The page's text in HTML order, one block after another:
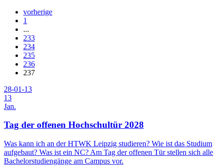
vorherige
1
...
233
234
235
236
237
28-01-13
13
Jan.
Tag der offenen Hochschultür 2028
Was kann ich an der HTWK Leipzig studieren? Wie ist das Studium
aufgebaut? Was ist ein NC? Am Tag der offenen Tür stellen sich alle
Bachelorstudiengänge am Campus vor.